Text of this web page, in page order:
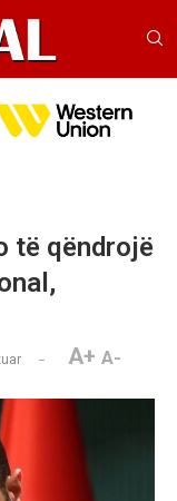
të qëndrojë
A+ A-